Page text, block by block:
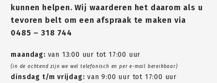
kunnen helpen. Wij waarderen het daarom als u
tevoren belt om een afspraak te maken via
0485 – 318 744
maandag: van 13:00 uur tot 17:00 uur
(in de ochtend zijn we wel telefonisch en per e-mail bereikbaar)
dinsdag t/m vrijdag: van 9:00 uur tot 17:00 uur